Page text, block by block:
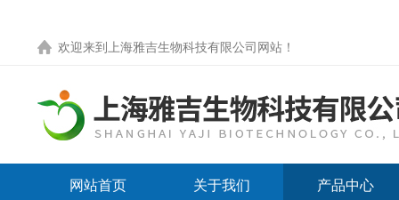
欢迎来到 上海雅吉生物科技有限公司网站 ！
网站首页 关于我们 产品中心